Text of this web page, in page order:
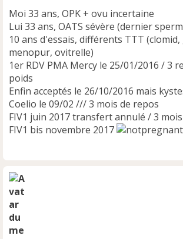
o
n
l
u
Moi 33 ans, OPK + ovu incertaine
Lui 33 ans, OATS sévère (dernier
10 ans d'essais, différents TTT (clomid,
menopur, ovitrelle)
1er RDV PMA Mercy le 25/01/2016 / 3
poids
Enfin acceptés le 26/10/2016 mais
Coelio le 09/02 /// 3 mois de repos
FIV1 juin 2017 transfert annulé / 3
FIV1 bis novembre 2017